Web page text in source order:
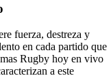
fuerza, destreza y
en cada partido que
Rugby hoy en vivo
a este